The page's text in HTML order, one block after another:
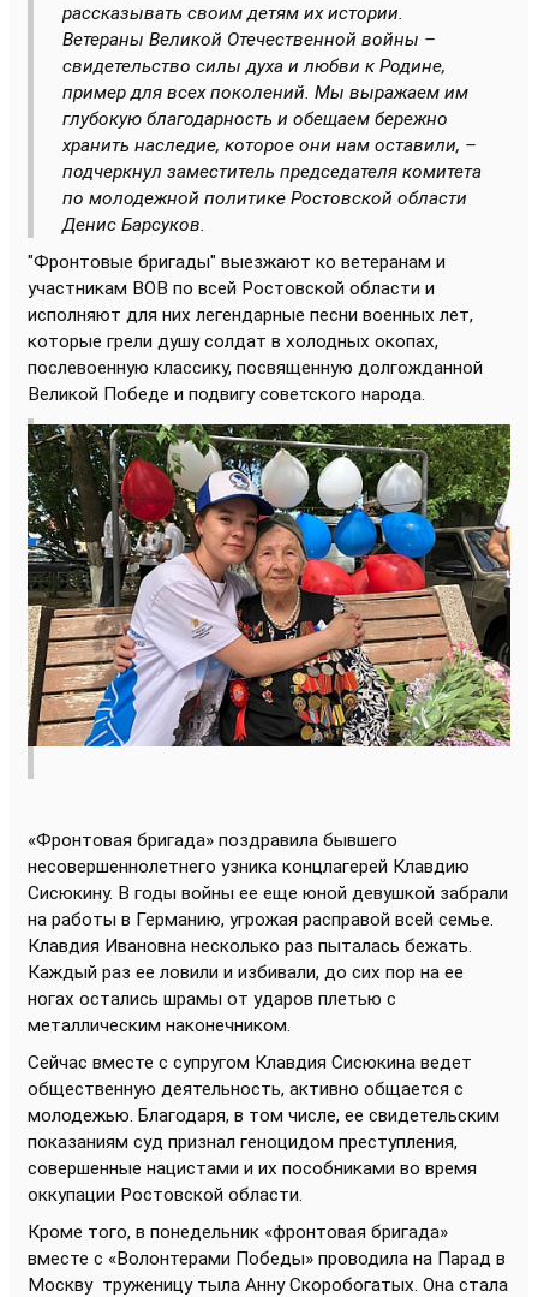
рассказывать своим детям их истории.
Ветераны Великой Отечественной войны –
свидетельство силы духа и любви к Родине,
пример для всех поколений. Мы выражаем им
глубокую благодарность и обещаем бережно
хранить наследие, которое они нам оставили, –
подчеркнул заместитель председателя комитета
по молодежной политике Ростовской области
Денис Барсуков.
"Фронтовые бригады" выезжают ко ветеранам и
участникам ВОВ по всей Ростовской области и
исполняют для них легендарные песни военных лет,
которые грели душу солдат в холодных окопах,
послевоенную классику, посвященную долгожданной
Великой Победе и подвигу советского народа.
«Фронтовая бригада» поздравила бывшего
несовершеннолетнего узника концлагерей Клавдию
Сисюкину. В годы войны ее еще юной девушкой забрали
на работы в Германию, угрожая расправой всей семье.
Клавдия Ивановна несколько раз пыталась бежать.
Каждый раз ее ловили и избивали, до сих пор на ее
ногах остались шрамы от ударов плетью с
металлическим наконечником.
Сейчас вместе с супругом Клавдия Сисюкина ведет
общественную деятельность, активно общается с
молодежью. Благодаря, в том числе, ее свидетельским
показаниям суд признал геноцидом преступления,
совершенные нацистами и их пособниками во время
оккупации Ростовской области.
Кроме того, в понедельник «фронтовая бригада»
вместе с «Волонтерами Победы» проводила на Парад в
Москву труженицу тыла Анну Скоробогатых. Она стала